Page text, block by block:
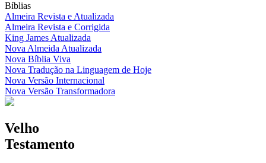
Bíblias
Almeira Revista e Atualizada
Almeira Revista e Corrigida
King James Atualizada
Nova Almeida Atualizada
Nova Bíblia Viva
Nova Tradução na Linguagem de Hoje
Nova Versão Internacional
Nova Versão Transformadora
Velho
Testamento